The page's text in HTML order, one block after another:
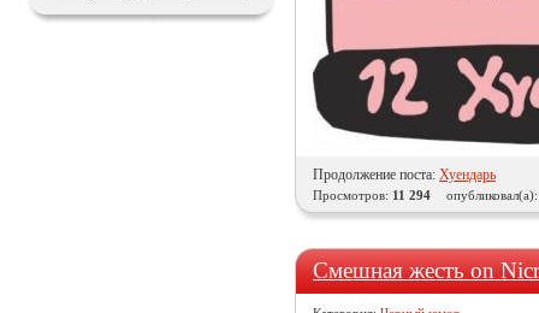
Продолжение поста: Хуендарь
Просмотров: 11 294
Смешная жесть оn